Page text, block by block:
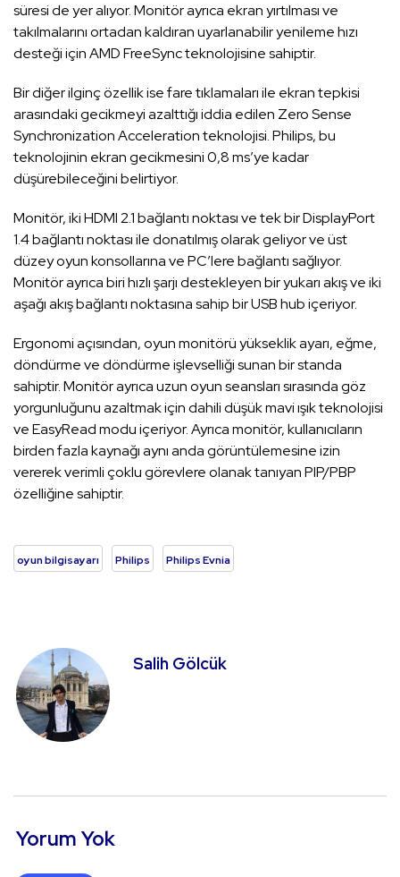
süresi de yer alıyor. Monitör ayrıca ekran yırtılması ve
takılmalarını ortadan kaldıran uyarlanabilir yenileme hızı
desteği için AMD FreeSync teknolojisine sahiptir.
Bir diğer ilginç özellik ise fare tıklamaları ile ekran tepkisi
arasındaki gecikmeyi azalttığı iddia edilen Zero Sense
Synchronization Acceleration teknolojisi. Philips, bu
teknolojinin ekran gecikmesini 0,8 ms’ye kadar
düşürebileceğini belirtiyor.
Monitör, iki HDMI 2.1 bağlantı noktası ve tek bir DisplayPort
1.4 bağlantı noktası ile donatılmış olarak geliyor ve üst
düzey oyun konsollarına ve PC’lere bağlantı sağlıyor.
Monitör ayrıca biri hızlı şarjı destekleyen bir yukarı akış ve iki
aşağı akış bağlantı noktasına sahip bir USB hub içeriyor.
Ergonomi açısından, oyun monitörü yükseklik ayarı, eğme,
döndürme ve döndürme işlevselliği sunan bir standa
sahiptir. Monitör ayrıca uzun oyun seansları sırasında göz
yorgunluğunu azaltmak için dahili düşük mavi ışık teknolojisi
ve EasyRead modu içeriyor. Ayrıca monitör, kullanıcıların
birden fazla kaynağı aynı anda görüntülemesine izin
vererek verimli çoklu görevlere olanak tanıyan PIP/PBP
özelliğine sahiptir.
oyun bilgisayarı Philips Philips Evnia
Salih Gölcük
Yorum Yok